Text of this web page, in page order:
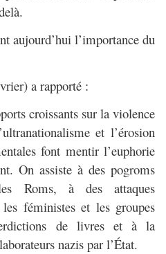
aujourd’hui l’importance du
a rapporté :
croissants sur la violence
et l’érosion
font mentir l’euphorie
On assiste à des pogroms
Roms, à des attaques
les féministes et les groupes
de livres et à la
nazis par l’État.